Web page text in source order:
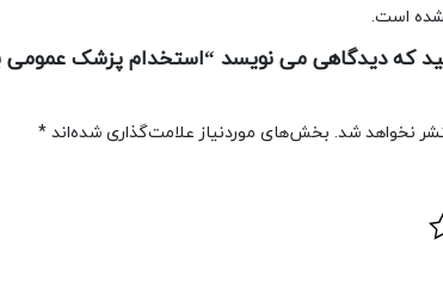
است.
که دیدگاهی می نویسد “استخدام پزشک
نخواهد شد. بخش‌های موردنیاز علامت‌گذاری شده‌اند*